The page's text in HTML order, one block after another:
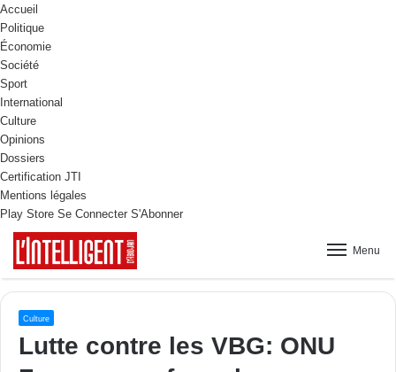
Accueil
Politique
Économie
Société
Sport
International
Culture
Opinions
Dossiers
Certification JTI
Mentions légales
Play Store Se Connecter S'Abonner
Menu
Culture
Lutte contre les VBG: ONU